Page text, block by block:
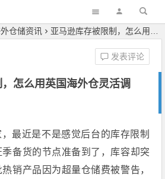
仓储资讯 亚马逊库存被限制，怎么用英国海外仓灵活调度？
怎么用英国海外仓灵活调
发表评论
最近是不是感觉后台的库存限制
备货的节点准备到了，库容却突
销产品因为超量仓储费被警告，